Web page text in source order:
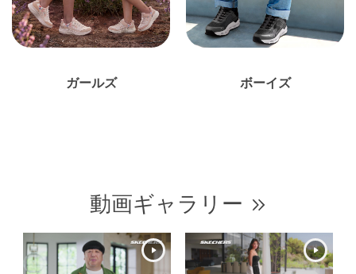
ガールズ ボーイズ
動画ギャラリー